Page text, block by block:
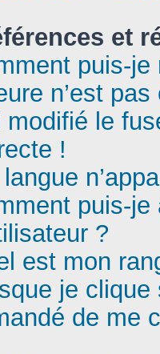
et
puis-
n’est
modifié le
!
puis-
?
est mon
je clique
de me